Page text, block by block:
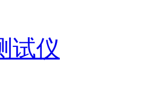
试仪